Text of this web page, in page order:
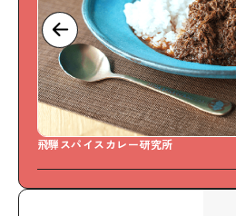
飛騨スパイスカレー研究所